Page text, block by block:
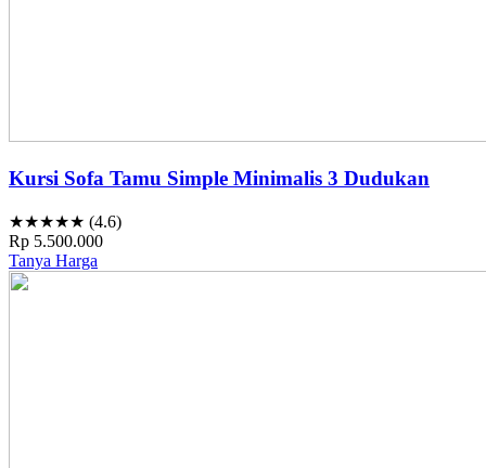
Kursi Sofa Tamu Simple Minimalis 3 Dudukan
★★★★★ (4.6)
Rp 5.500.000
Tanya Harga